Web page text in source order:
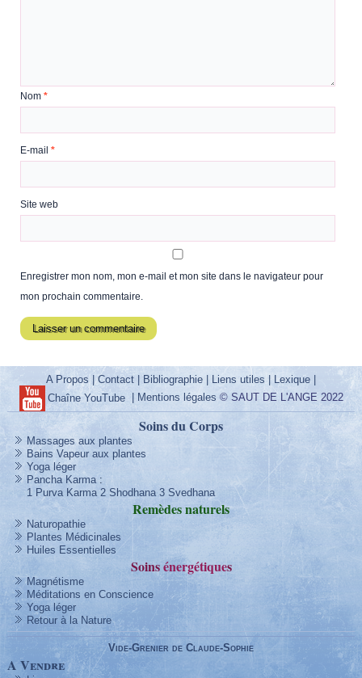
Nom*
E-mail*
Site web
Enregistrer mon nom, mon e-mail et mon site dans le navigateur pour
mon prochain commentaire.
A Propos |Contact Bibliographie Liens utiles Lexique
Chaîne YouTube| Mentions légales © SAUT DE L'ANGE 2022
Soins du Corps
Massages aux plantes
Bains Vapeur aux plantes
Yoga léger
Pancha Karma:
1 Purva Karma 2 Shodhana 3 Svedhana
Remèdesnaturels
Naturopathie
Plantes Médicinales
Huiles Essentielles
Soinsénergétiques
Magnétisme
Méditations en Conscience
Yoga léger
Retour à la Nature
Vide-Grenier de Claude-Sophie
A Vendre